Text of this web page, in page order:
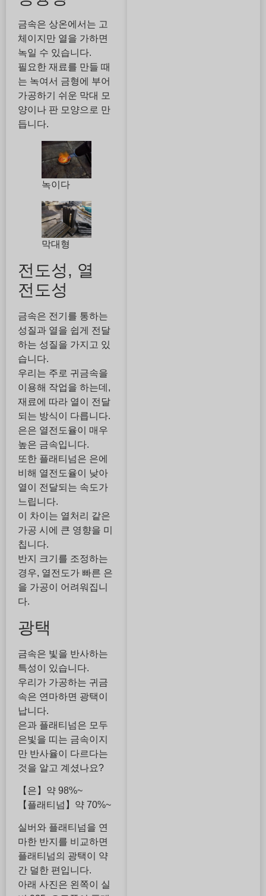
금속은 상온에서는 고
체이지만 열을 가하면
녹일 수 있습니다.
필요한 재료를 만들 때
는 녹여서 금형에 부어
가공하기 쉬운 막대 모
양이나 판 모양으로 만
듭니다.
녹이다
막대형
전도성, 열
전도성
금속은 전기를 통하는
성질과 열을 쉽게 전달
하는 성질을 가지고 있
습니다.
우리는 주로 귀금속을
이용해 작업을 하는데,
재료에 따라 열이 전달
되는 방식이 다릅니다.
은은 열전도율이 매우
높은 금속입니다.
또한 플래티넘은 은에
비해 열전도율이 낮아
열이 전달되는 속도가
느립니다.
이 차이는 열처리 같은
가공 시에 큰 영향을 미
칩니다.
반지 크기를 조정하는
경우, 열전도가 빠른 은
을 가공이 어려워집니
다.
광택
금속은 빛을 반사하는
특성이 있습니다.
우리가 가공하는 귀금
속은 연마하면 광택이
납니다.
은과 플래티넘은 모두
은빛을 띠는 금속이지
만 반사율이 다르다는
것을 알고 계셨나요?
【은】약 98%~
【플래티넘】약 70%~
실버와 플래티넘을 연
마한 반지를 비교하면
플래티넘의 광택이 약
간 덜한 편입니다.
아래 사진은 왼쪽이 실